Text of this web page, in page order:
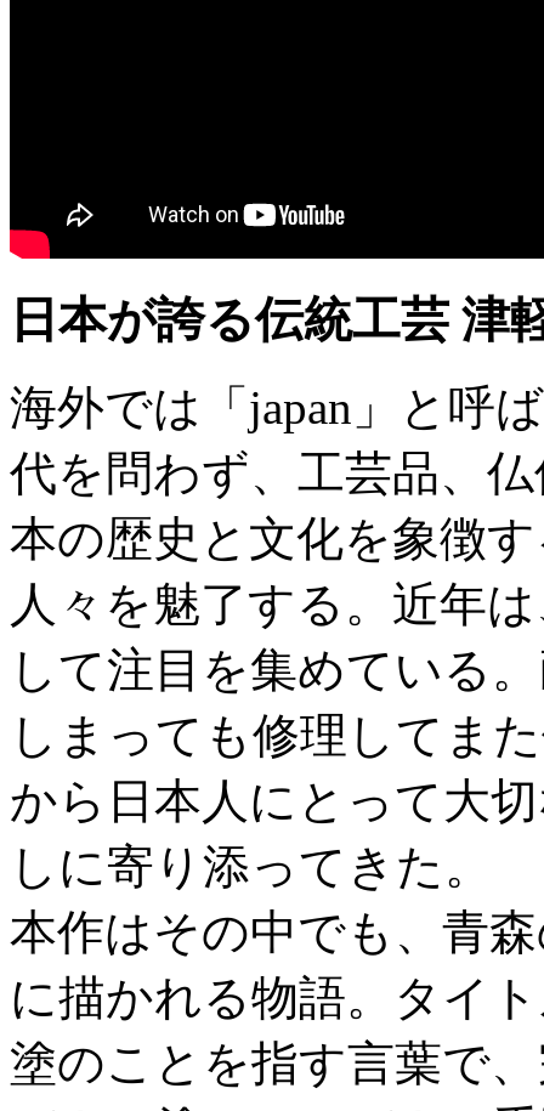
日本が誇る伝統工芸
海外では「japan」と呼
代を問わず、工芸品、
本の歴史と文化を象徴
人々を魅了する。近年
して注目を集めている
しまっても修理してま
から日本人にとって大
しに寄り添ってきた。
本作はその中でも、青
に描かれる物語。タイ
塗のことを指す言葉で